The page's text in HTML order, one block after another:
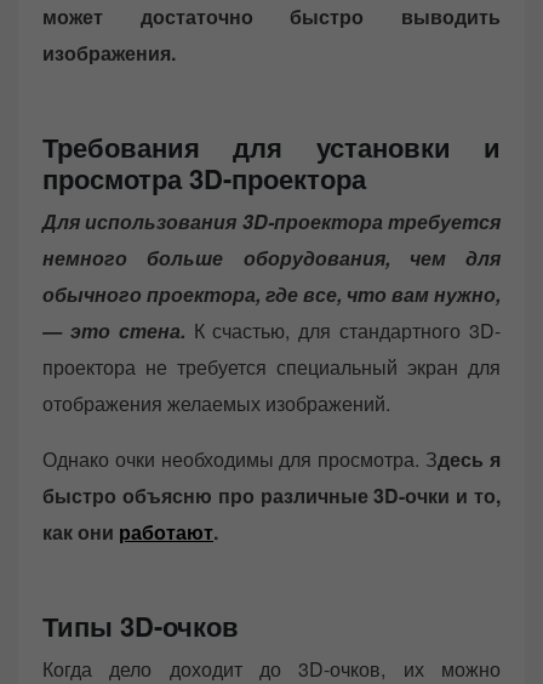
может достаточно быстро выводить
изображения.
Требования для установки и
просмотра 3D-проектора
Для использования 3D-проектора требуется
немного больше оборудования, чем для
обычного проектора, где все, что вам нужно,
— это стена. К счастью, для стандартного 3D-
проектора не требуется специальный экран для
отображения желаемых изображений.
Однако очки необходимы для просмотра. Здесь я
быстро объясню про различные 3D-очки и то,
как они работают.
Типы 3D-очков
Когда дело доходит до 3D-очков, их можно